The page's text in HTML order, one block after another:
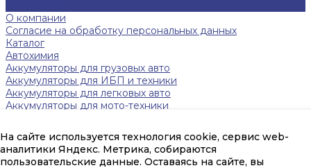
На сайте используется технология cookie, сервис web-
аналитики Яндекс. Метрика, собираются
пользовательские данные. Оставаясь на сайте, вы
О компании
Согласие на обработку персональных данных
Каталог
Автохимия
Аккумуляторы для грузовых авто
Аккумуляторы для ИБП и техники
Аккумуляторы для легковых авто
Аккумуляторы для мото-техники
Инверторы
Источники бесперебойного питания
Тяговые аккумуляторы FAAM